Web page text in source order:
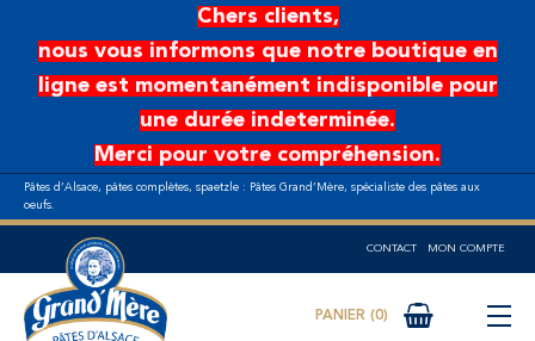
Aller au contenu principalChers clients,
nous vous informons que notre boutique en
ligne est momentanément indisponible pour
une durée indeterminée.
Merci pour votre compréhension.
Pâtes d’Alsace, pâtes complètes, spaetzle : Pâtes Grand’Mère, spécialiste des pâtes aux
oeufs.
CONTACT MON COMPTE
0